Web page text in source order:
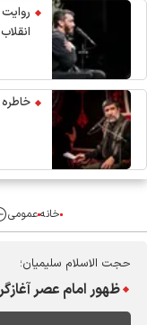
روایت
انقلاب
خاطره
خانهعمومی
حجت الاسلام سلیمیان؛
ظهور امام عصر